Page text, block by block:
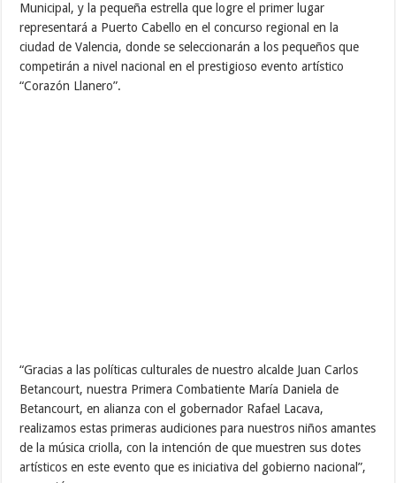
Municipal, y la pequeña estrella que logre el primer lugar
representará a Puerto Cabello en el concurso regional en la
ciudad de Valencia, donde se seleccionarán a los pequeños que
competirán a nivel nacional en el prestigioso evento artístico
“Corazón Llanero”.
“Gracias a las políticas culturales de nuestro alcalde Juan Carlos
Betancourt, nuestra Primera Combatiente María Daniela de
Betancourt, en alianza con el gobernador Rafael Lacava,
realizamos estas primeras audiciones para nuestros niños amantes
de la música criolla, con la intención de que muestren sus dotes
artísticos en este evento que es iniciativa del gobierno nacional”,